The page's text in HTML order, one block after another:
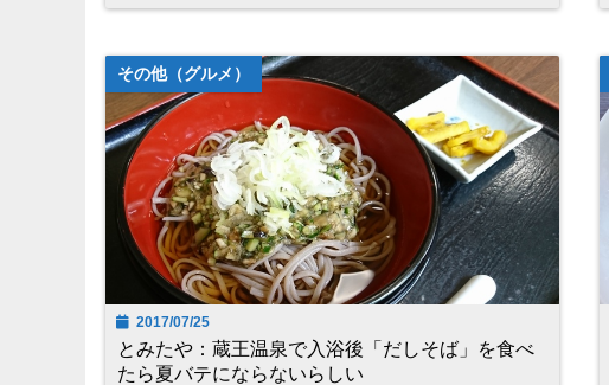
その他（グルメ）
2017/07/25
とみたや：蔵王温泉で入浴後「だしそば」を食べ
たら夏バテにならないらしい